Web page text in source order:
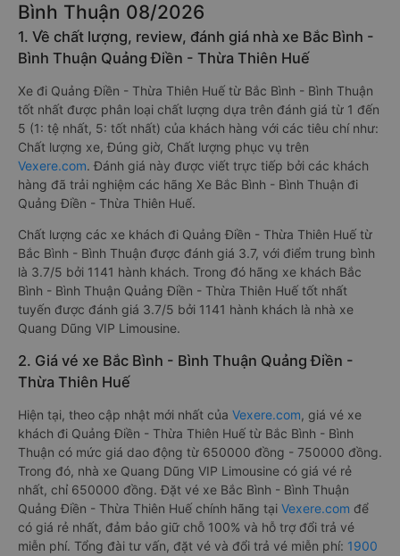
Bình Thuận 08/2026
1. Về chất lượng, review, đánh giá nhà xe Bắc Bình -
Bình Thuận Quảng Điền - Thừa Thiên Huế
Xe đi Quảng Điền - Thừa Thiên Huế từ Bắc Bình - Bình Thuận
tốt nhất được phân loại chất lượng dựa trên đánh giá từ 1 đến
5 (1: tệ nhất, 5: tốt nhất) của khách hàng với các tiêu chí như:
Chất lượng xe, Đúng giờ, Chất lượng phục vụ trên
Vexere.com. Đánh giá này được viết trực tiếp bởi các khách
hàng đã trải nghiệm các hãng Xe Bắc Bình - Bình Thuận đi
Quảng Điền - Thừa Thiên Huế.
Chất lượng các xe khách đi Quảng Điền - Thừa Thiên Huế từ
Bắc Bình - Bình Thuận được đánh giá 3.7, với điểm trung bình
là 3.7/5 bởi 1141 hành khách. Trong đó hãng xe khách Bắc
Bình - Bình Thuận Quảng Điền - Thừa Thiên Huế tốt nhất
tuyến được đánh giá 3.7/5 bởi 1141 hành khách là nhà xe
Quang Dũng VIP Limousine.
2. Giá vé xe Bắc Bình - Bình Thuận Quảng Điền -
Thừa Thiên Huế
Hiện tại, theo cập nhật mới nhất của Vexere.com, giá vé xe
khách đi Quảng Điền - Thừa Thiên Huế từ Bắc Bình - Bình
Thuận có mức giá dao động từ 650000 đồng - 750000 đồng.
Trong đó, nhà xe Quang Dũng VIP Limousine có giá vé rẻ
nhất, chỉ 650000 đồng. Đặt vé xe Bắc Bình - Bình Thuận
Quảng Điền - Thừa Thiên Huế chính hãng tại Vexere.com để
có giá rẻ nhất, đảm bảo giữ chỗ 100% và hỗ trợ đổi trả vé
miễn phí. Tổng đài tư vấn, đặt vé và đổi trả vé miễn phí: 1900